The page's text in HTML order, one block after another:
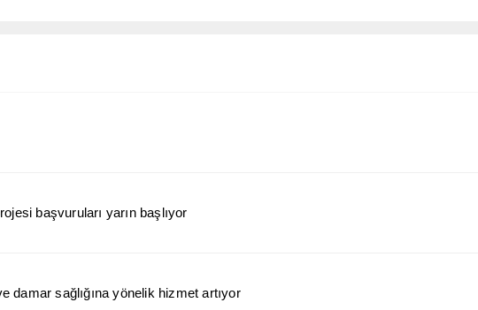
başvuruları yarın başlıyor
damar sağlığına yönelik hizmet artıyor